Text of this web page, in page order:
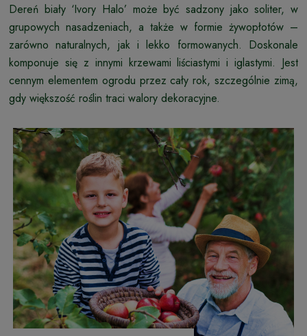
Dereń biały ‘Ivory Halo’ może być sadzony jako soliter, w
grupowych nasadzeniach, a także w formie żywopłotów –
zarówno naturalnych, jak i lekko formowanych. Doskonale
komponuje się z innymi krzewami liściastymi i iglastymi. Jest
cennym elementem ogrodu przez cały rok, szczególnie zimą,
gdy większość roślin traci walory dekoracyjne.